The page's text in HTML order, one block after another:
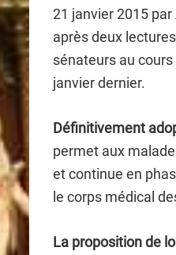
21 janvier 2015
après deux
sénateurs au
janvier dernier.
Définitivement
permet aux
et continue en
le corps médical
La proposition de